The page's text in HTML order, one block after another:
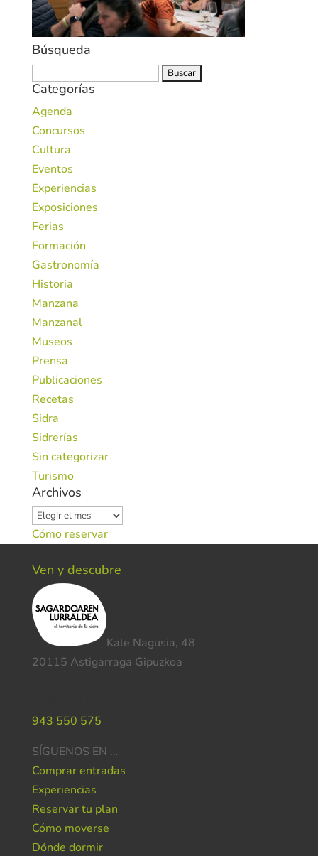
Búsqueda
Categorías
Agenda
Concursos
Cultura
Eventos
Experiencias
Exposiciones
Ferias
Formación
Gastronomía
Historia
Manzana
Manzanal
Museos
Prensa
Publicaciones
Recetas
Sidra
Sidrerías
Sin categorizar
Turismo
Archivos
Archivos
Cómo reservar
Ven y descubre
Kale Nagusia, 48
20115 Astigarraga Gipuzkoa
943 550 575
SÍGUENOS EN …
Comprar entradas
Experiencias
Reservar tu plan
Cómo moverse
Dónde dormir